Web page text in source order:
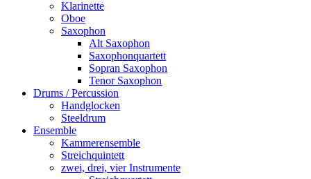
Klarinette
Oboe
Saxophon
Alt Saxophon
Saxophonquartett
Sopran Saxophon
Tenor Saxophon
Drums / Percussion
Handglocken
Steeldrum
Ensemble
Kammerensemble
Streichquintett
zwei, drei, vier Instrumente